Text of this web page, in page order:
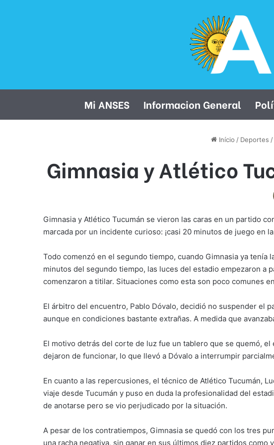
Mi ANSES Informacion General
Início / Deportes /
Gimnasia y Atlético
Gimnasia y Atlético Tucumán se vieron las caras en un partido
marcada por un incidente curioso: ¡casi 20 minutos de juego en
Todo comenzó en el segundo tiempo, cuando Gimnasia ya tenía
minutos del segundo tiempo, las luces del estadio empezaron a
comenzaron a titilar. Situaciones como esta son poco comunes
El árbitro del encuentro, Pablo Dóvalo, decidió no suspender el
aunque en condiciones bastante extrañas. A medida que
El motivo detrás del corte de luz fue un tablero que se quemó,
dejaron de funcionar, lo que llevó a Dóvalo a interrumpir
En cuanto a las repercusiones, el técnico de Atlético Tucumán,
viaje desde Tucumán y puso en duda la profesionalidad del
de anotarse pero se vio perjudicado por la situación.
A pesar de los contratiempos, Gimnasia se quedó con los tres
una racha negativa, sin ganar en sus últimos diez partidos